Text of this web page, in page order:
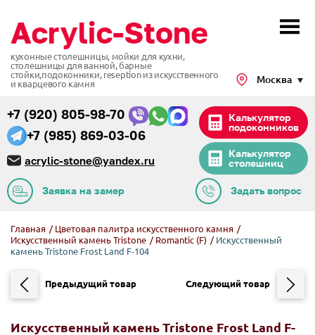
кухонные столешницы, мойки для кухни,
столешницы для ванной, барные
стойки,подоконники, reseption из искусственного
и кварцевого камня
+7 (985) 869-03-06
+7 (920) 805-98-70
acrylic-stone@yandex.ru
Калькулятор
столешниц
Калькулятор
подоконников
Москва
Задать вопрос
Заявка на замер
Главная / Цветовая палитра искусственного камня /
Искусственный камень Tristone / Romantic (F) / Искусственный
камень Tristone Frost Land F-104
Искусственный камень Tristone Frost Land F-